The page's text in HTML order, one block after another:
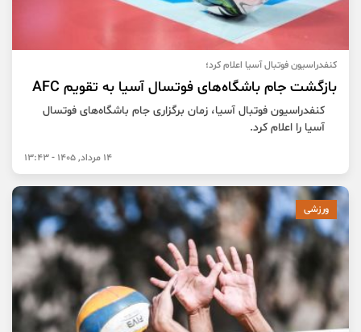
کنفدراسیون فوتبال آسیا اعلام کرد؛
بازگشت جام باشگاه‌های فوتسال آسیا به تقویم AFC
کنفدراسیون فوتبال آسیا، زمان برگزاری جام باشگاه‌های فوتسال
آسیا را اعلام کرد.
14 مرداد, 1405 - 13:43
ورزشی